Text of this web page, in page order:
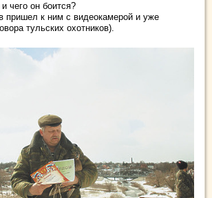
чего он боится?
пришел к ним с видеокамерой и уже
тульских охотников).